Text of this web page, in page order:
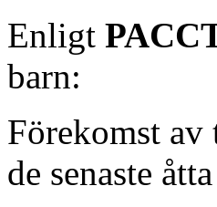
Enligt
barn:
Förekomst
de senaste